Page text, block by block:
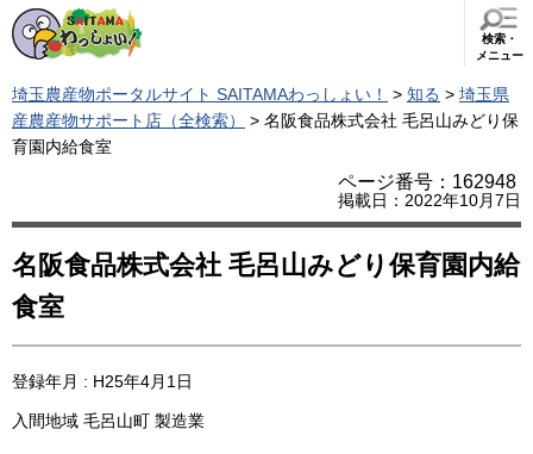
検索・
メニュー
埼玉農産物ポータルサイト SAITAMAわっしょい！ > 知る > 埼玉県
産農産物サポート店（全検索）
> 名阪食品株式会社 毛呂山みどり保
育園内給食室
ページ番号：162948
掲載日：2022年10月7日
名阪食品株式会社 毛呂山みどり保育園内給
食室
登録年月 : H25年4月1日
入間地域 毛呂山町 製造業